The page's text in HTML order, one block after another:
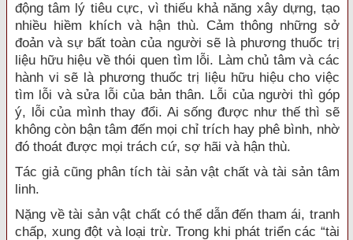
động tâm lý tiêu cực, vì thiếu khả năng xây dựng, tạo
nhiều hiềm khích và hận thù. Cảm thông những sở
đoản và sự bất toàn của người sẽ là phương thuốc trị
liệu hữu hiệu về thói quen tìm lỗi. Làm chủ tâm và các
hành vi sẽ là phương thuốc trị liệu hữu hiệu cho việc
tìm lỗi và sửa lỗi của bản thân. Lỗi của người thì góp
ý, lỗi của mình thay đổi. Ai sống được như thế thì sẽ
không còn bận tâm đến mọi chỉ trích hay phê bình, nhờ
đó thoát được mọi trách cứ, sợ hãi và hận thù.
Tác giả cũng phân tích tài sản vật chất và tài sản tâm
linh.
Nặng về tài sản vật chất có thể dẫn đến tham ái, tranh
chấp, xung đột và loại trừ. Trong khi phát triển các “tài